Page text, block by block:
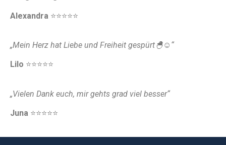
Alexandra ⭐️⭐️⭐️⭐️⭐️
„Mein Herz hat Liebe und Freiheit gespürt🐣☺️“
Lilo ⭐️⭐️⭐️⭐️⭐️
„Vielen Dank euch, mir gehts grad viel besser“
Juna ⭐️⭐️⭐️⭐️⭐️